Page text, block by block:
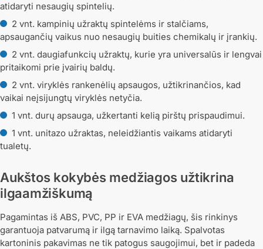
atidaryti nesaugių spintelių.
2 vnt. kampinių užraktų spintelėms ir stalčiams,
apsaugančių vaikus nuo nesaugių buities chemikalų ir įrankių.
2 vnt. daugiafunkcių užraktų, kurie yra universalūs ir lengvai
pritaikomi prie įvairių baldų.
2 vnt. viryklės rankenėlių apsaugos, užtikrinančios, kad
vaikai neįsijungtų viryklės netyčia.
1 vnt. durų apsauga, užkertanti kelią pirštų prispaudimui.
1 vnt. unitazo užraktas, neleidžiantis vaikams atidaryti
tualetų.
Aukštos kokybės medžiagos užtikrina
ilgaamžiškumą
Pagamintas iš ABS, PVC, PP ir EVA medžiagų, šis rinkinys
garantuoja patvarumą ir ilgą tarnavimo laiką. Spalvotas
kartoninis pakavimas ne tik patogus saugojimui, bet ir padeda